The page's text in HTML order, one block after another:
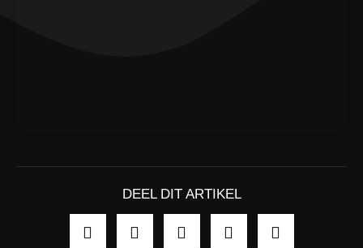
DEEL DIT ARTIKEL